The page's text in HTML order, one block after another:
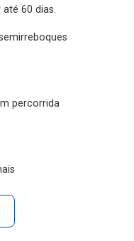
60 dias.
percorrida